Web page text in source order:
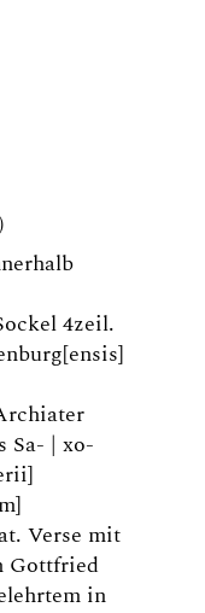
4zeil.
Sa- | xo-
Verse mit
Gottfried
in